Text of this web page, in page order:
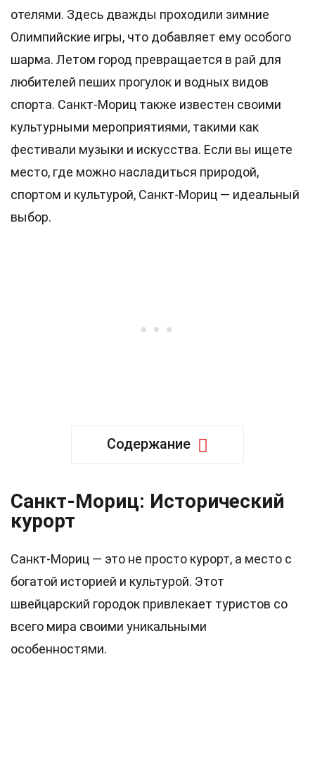
отелями. Здесь дважды проходили зимние
Олимпийские игры, что добавляет ему особого
шарма. Летом город превращается в рай для
любителей пеших прогулок и водных видов
спорта. Санкт-Мориц также известен своими
культурными мероприятиями, такими как
фестивали музыки и искусства. Если вы ищете
место, где можно насладиться природой,
спортом и культурой, Санкт-Мориц — идеальный
выбор.
Содержание
Санкт-Мориц: Исторический
курорт
Санкт-Мориц — это не просто курорт, а место с
богатой историей и культурой. Этот
швейцарский городок привлекает туристов со
всего мира своими уникальными
особенностями.